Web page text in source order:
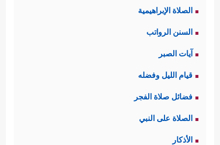
الصلاة الإبراهيمية
السنن الرواتب
آيات الصبر
قيام الليل وفضله
فضائل صلاة الفجر
الصلاة على النبي
الأذكار